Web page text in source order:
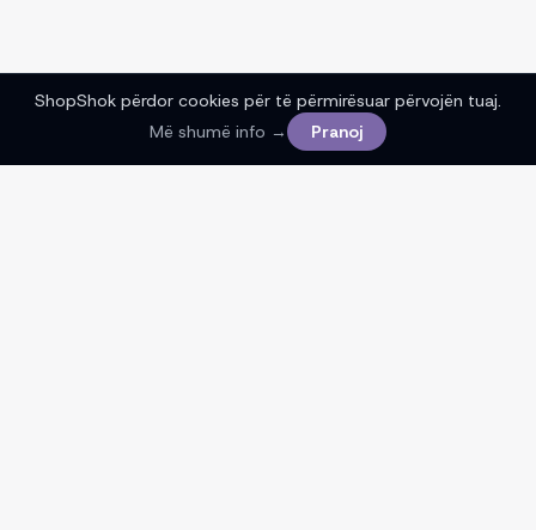
ShopShok përdor cookies për të përmirësuar përvojën tuaj.
Më shumë info →
Pranoj